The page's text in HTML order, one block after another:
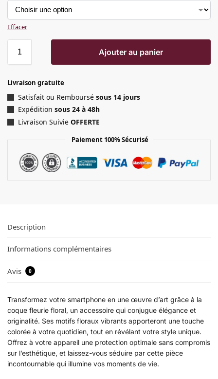
Effacer
Ajouter au panier
Livraison gratuite
Satisfait ou Remboursé sous 14 jours
Expédition sous 24 à 48h
Livraison Suivie OFFERTE
Paiement 100% Sécurisé
Description
Informations complémentaires
Avis 0
Transformez votre smartphone en une œuvre d’art grâce à la
coque fleurie floral, un accessoire qui conjugue élégance et
originalité. Ses motifs floraux vibrants apporteront une touche
colorée à votre quotidien, tout en révélant votre style unique.
Offrez à votre appareil une protection optimale sans compromis
sur l’esthétique, et laissez-vous séduire par cette pièce
incontournable qui illumine vos moments de vie.